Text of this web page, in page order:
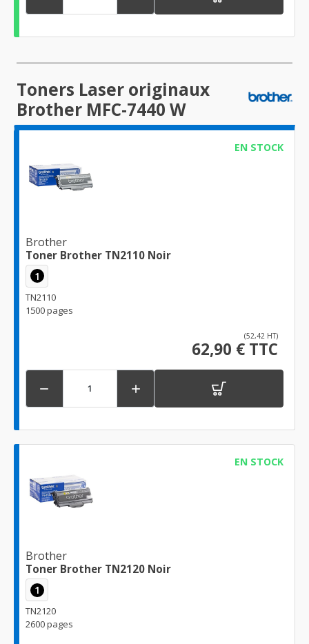
Toners Laser originaux
Brother MFC-7440 W
EN STOCK
Brother
Toner Brother TN2110 Noir
1
TN2110
1500 pages
(52,42 HT)
62,90 € TTC
 
EN STOCK
Brother
Toner Brother TN2120 Noir
1
TN2120
2600 pages